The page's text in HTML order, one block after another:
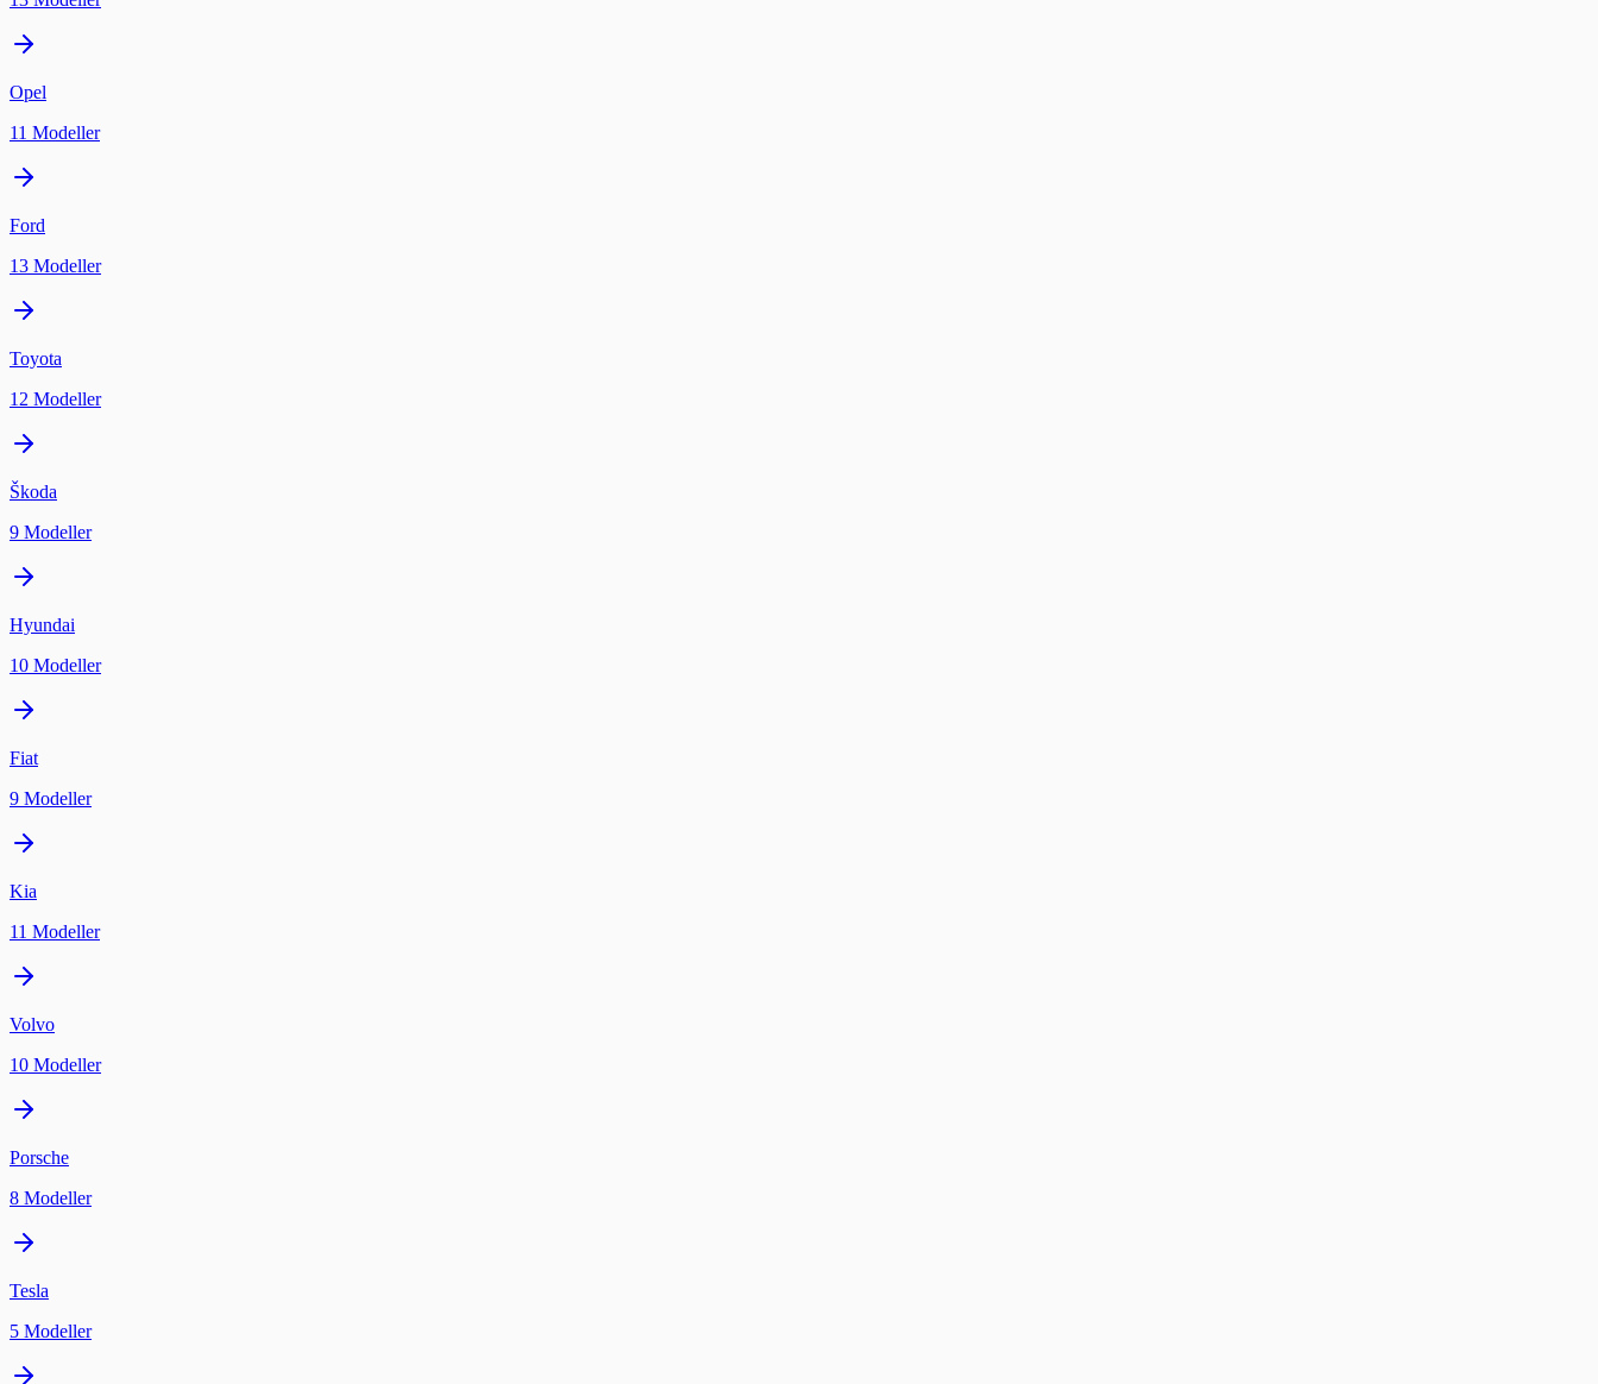
Opel
11 Modeller
Ford
13 Modeller
Toyota
12 Modeller
Škoda
9 Modeller
Hyundai
10 Modeller
Fiat
9 Modeller
Kia
11 Modeller
Volvo
10 Modeller
Porsche
8 Modeller
Tesla
5 Modeller